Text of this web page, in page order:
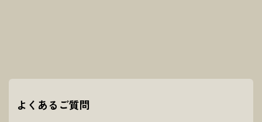
よくあるご質問